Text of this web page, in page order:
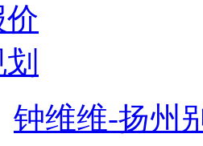
价
钟维维-扬州